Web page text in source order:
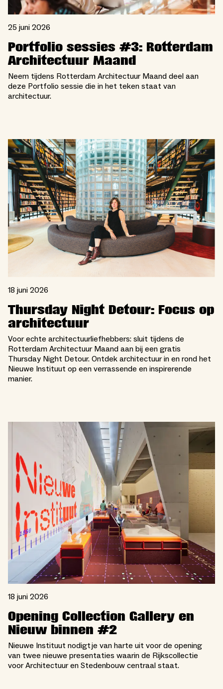
25 juni 2026
Portfolio sessies #3: Rotterdam
Architectuur Maand
Neem tijdens Rotterdam Architectuur Maand deel aan
deze Portfolio sessie die in het teken staat van
architectuur.
18 juni 2026
Thursday Night Detour: Focus op
architectuur
Voor echte architectuurliefhebbers: sluit tijdens de
Rotterdam Architectuur Maand aan bij een gratis
Thursday Night Detour. Ontdek architectuur in en rond het
Nieuwe Instituut op een verrassende en inspirerende
manier.
18 juni 2026
Opening Collection Gallery en
Nieuw binnen #2
Nieuwe Instituut nodigt je van harte uit voor de opening
van twee nieuwe presentaties waarin de Rijkscollectie
voor Architectuur en Stedenbouw centraal staat.